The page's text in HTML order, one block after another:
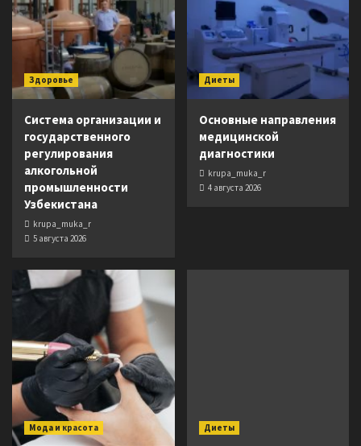
Здоровье
Система организации и
государственного
регулирования
алкогольной
промышленности
Узбекистана
krupa_muka_r
5 августа 2026
Диеты
Основные направления
медицинской
диагностики
krupa_muka_r
4 августа 2026
Мода и красота Диеты